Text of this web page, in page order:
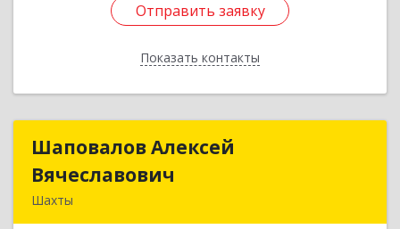
Отправить заявку
Показать контакты
Отправить заявку
Назад
Шаповалов Алексей
Вячеславович
Шахты
Шаповалов Алексей